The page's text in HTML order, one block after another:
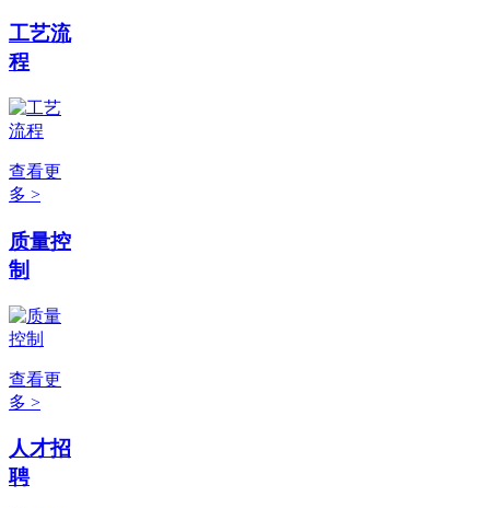
工艺流
程
查看更
多 >
质量控
制
查看更
多 >
人才招
聘